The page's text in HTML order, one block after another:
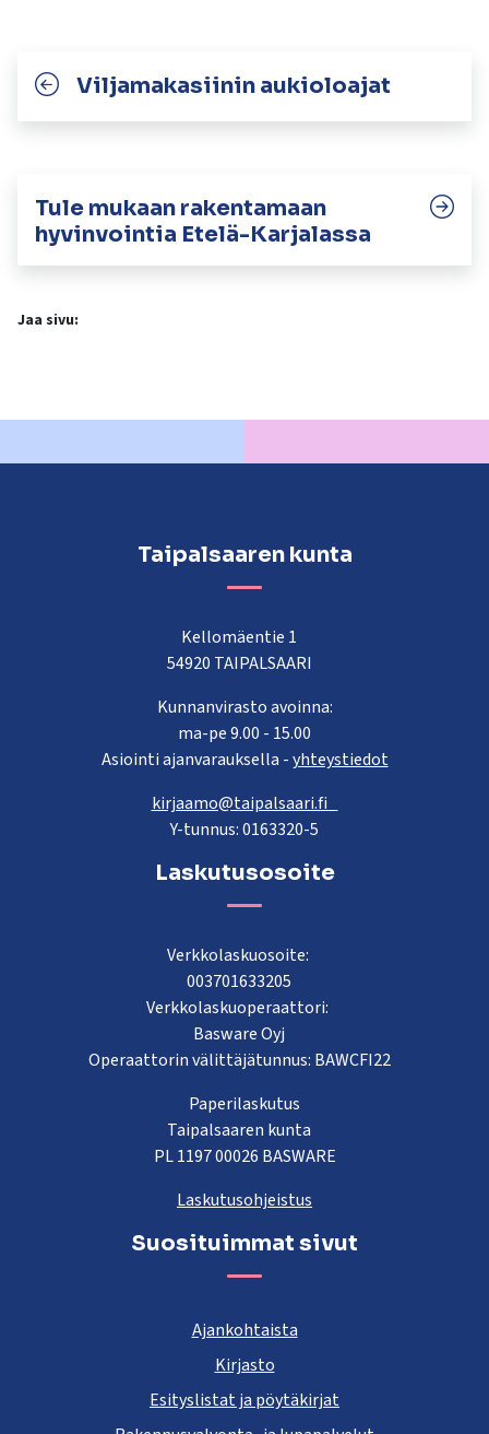
Viljamakasiinin aukioloajat
Tule mukaan rakentamaan
hyvinvointia Etelä-Karjalassa
Jaa sivu:
Taipalsaaren kunta
Kellomäentie 1
54920 TAIPALSAARI
Kunnanvirasto avoinna:
ma-pe 9.00 - 15.00
Asiointi ajanvarauksella -yhteystiedot
kirjaamo@taipalsaari.fi
Y-tunnus: 0163320-5
Laskutusosoite
Verkkolaskuosoite:
003701633205
Verkkolaskuoperaattori:
Basware Oyj
Operaattorin välittäjätunnus: BAWCFI22
Paperilaskutus
Taipalsaaren kunta
PL 1197 00026 BASWARE
Laskutusohjeistus
Suosituimmat sivut
Ajankohtaista
Kirjasto
Esityslistat ja pöytäkirjat